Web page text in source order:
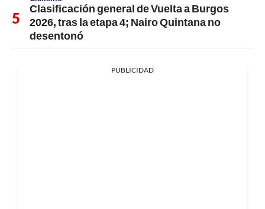
Clasificación general de Vuelta a Burgos
2026, tras la etapa 4; Nairo Quintana no
desentonó
PUBLICIDAD